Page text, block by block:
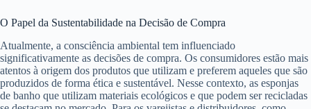
O Papel da Sustentabilidade na Decisão de Compra
Atualmente, a consciência ambiental tem influenciado
significativamente as decisões de compra. Os consumidores estão mais
atentos à origem dos produtos que utilizam e preferem aqueles que são
produzidos de forma ética e sustentável. Nesse contexto, as esponjas
de banho que utilizam materiais ecológicos e que podem ser recicladas